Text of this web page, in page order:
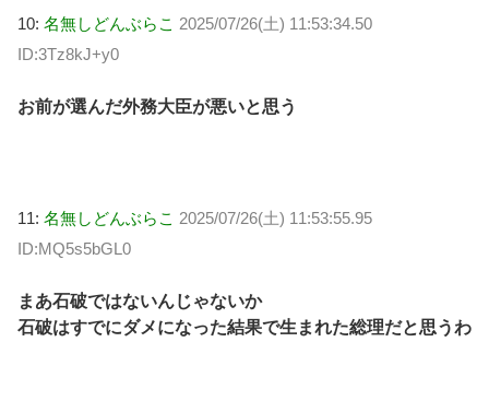
10: 名無しどんぶらこ 2025/07/26(土) 11:53:34.50
ID:3Tz8kJ+y0
お前が選んだ外務大臣が悪いと思う
11: 名無しどんぶらこ 2025/07/26(土) 11:53:55.95
ID:MQ5s5bGL0
まあ石破ではないんじゃないか
石破はすでにダメになった結果で生まれた総理だと思うわ